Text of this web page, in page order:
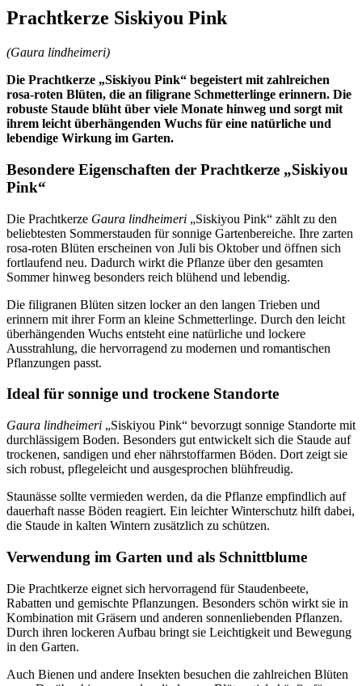
Prachtkerze Siskiyou Pink
(Gaura lindheimeri)
Die Prachtkerze „Siskiyou Pink“ begeistert mit zahlreichen
rosa-roten Blüten, die an filigrane Schmetterlinge erinnern. Die
robuste Staude blüht über viele Monate hinweg und sorgt mit
ihrem leicht überhängenden Wuchs für eine natürliche und
lebendige Wirkung im Garten.
Besondere Eigenschaften der Prachtkerze „Siskiyou
Pink“
Die Prachtkerze Gaura lindheimeri „Siskiyou Pink“ zählt zu den
beliebtesten Sommerstauden für sonnige Gartenbereiche. Ihre zarten
rosa-roten Blüten erscheinen von Juli bis Oktober und öffnen sich
fortlaufend neu. Dadurch wirkt die Pflanze über den gesamten
Sommer hinweg besonders reich blühend und lebendig.
Die filigranen Blüten sitzen locker an den langen Trieben und
erinnern mit ihrer Form an kleine Schmetterlinge. Durch den leicht
überhängenden Wuchs entsteht eine natürliche und lockere
Ausstrahlung, die hervorragend zu modernen und romantischen
Pflanzungen passt.
Ideal für sonnige und trockene Standorte
Gaura lindheimeri „Siskiyou Pink“ bevorzugt sonnige Standorte mit
durchlässigem Boden. Besonders gut entwickelt sich die Staude auf
trockenen, sandigen und eher nährstoffarmen Böden. Dort zeigt sie
sich robust, pflegeleicht und ausgesprochen blühfreudig.
Staunässe sollte vermieden werden, da die Pflanze empfindlich auf
dauerhaft nasse Böden reagiert. Ein leichter Winterschutz hilft dabei,
die Staude in kalten Wintern zusätzlich zu schützen.
Verwendung im Garten und als Schnittblume
Die Prachtkerze eignet sich hervorragend für Staudenbeete,
Rabatten und gemischte Pflanzungen. Besonders schön wirkt sie in
Kombination mit Gräsern und anderen sonnenliebenden Pflanzen.
Durch ihren lockeren Aufbau bringt sie Leichtigkeit und Bewegung
in den Garten.
Auch Bienen und andere Insekten besuchen die zahlreichen Blüten